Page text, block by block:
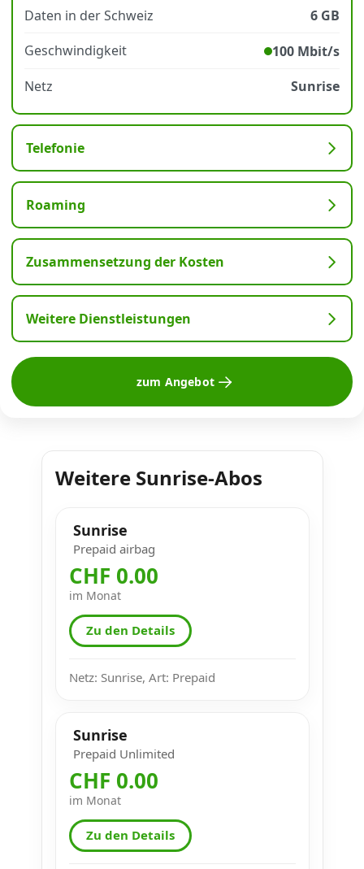
Daten in der Schweiz
6 GB
Geschwindigkeit
100 Mbit/s
Netz
Sunrise
Telefonie
Roaming
Zusammensetzung der Kosten
Weitere Dienstleistungen
zum Angebot
Weitere Sunrise-Abos
Sunrise
Prepaid airbag
CHF 0.00
im Monat
Zu den Details
Netz: Sunrise, Art: Prepaid
Sunrise
Prepaid Unlimited
CHF 0.00
im Monat
Zu den Details